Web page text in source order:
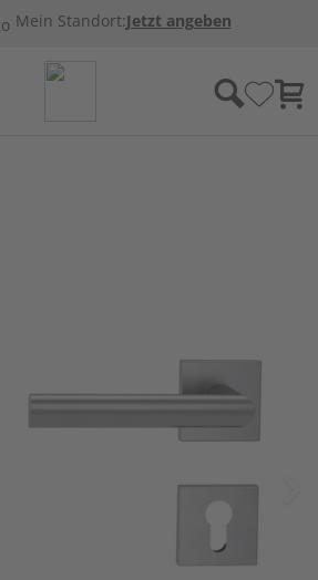
Mein Standort:Jetzt angeben